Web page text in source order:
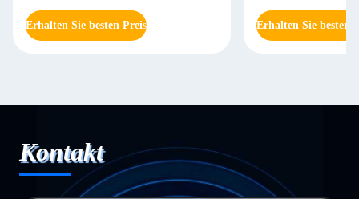
Erhalten Sie besten Preis Erhalten Sie besten
Kontakt